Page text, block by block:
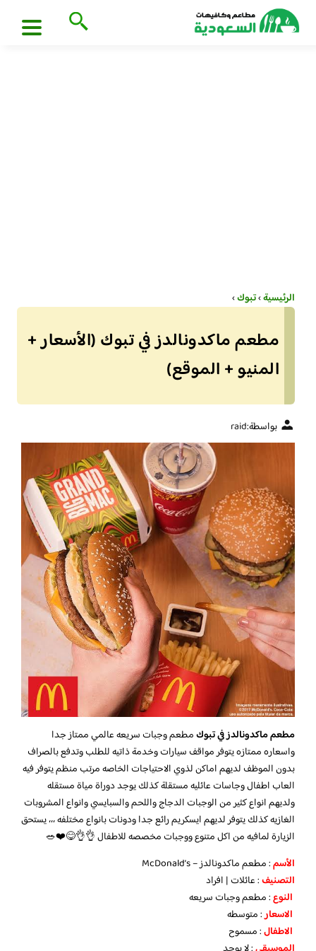
الرئيسية›تبوك›
مطعم ماكدونالدز في تبوك (الأسعار +
المنيو + الموقع)
بواسطة:raid
مطعم ماكدونالدز في تبوكمطعم وجبات سريعه عالمي ممتاز جدا
واسعاره ممتازه يتوفر مواقف سيارات وخدمة ذاتيه للطلب وتدفع بالصراف
بدون الموظف لديهم اماكن لذوي الاحتياجات الخاصه مرتب منظم يتوفر فيه
العاب اطفال وجاسات عائليه مستقلة كذلك يوجد دوراة مياة مستقله
ولديهم انواع كثير من الوجبات الدجاج واللحم والسبايسي وانواع المشروبات
الغازيه كذلك يتوفر لديهم ايسكريم رائع جدا ودونات بانواع مختلفه ،،، يستحق
الزيارة لمافيه من اكل متنوع ووجبات مخصصه للاطفال 👌👌😋❤️🥗
الأسم: مطعم ماكدونالدز – McDonald’s
التصنيف: عائلات | افراد
النوع: مطعم وجبات سريعه
الاسعار: متوسطه
الاطفال: مسموح